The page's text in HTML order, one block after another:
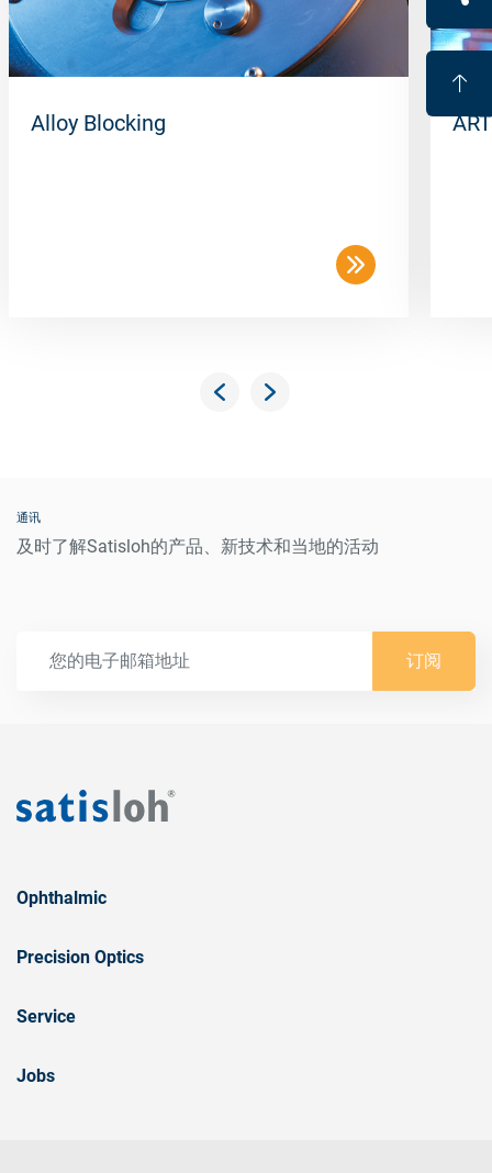
Alloy Blocking
通讯
及时了解Satisloh的产品、新技术和当地的活动
订阅
Ophthalmic
Precision Optics
Service
Jobs